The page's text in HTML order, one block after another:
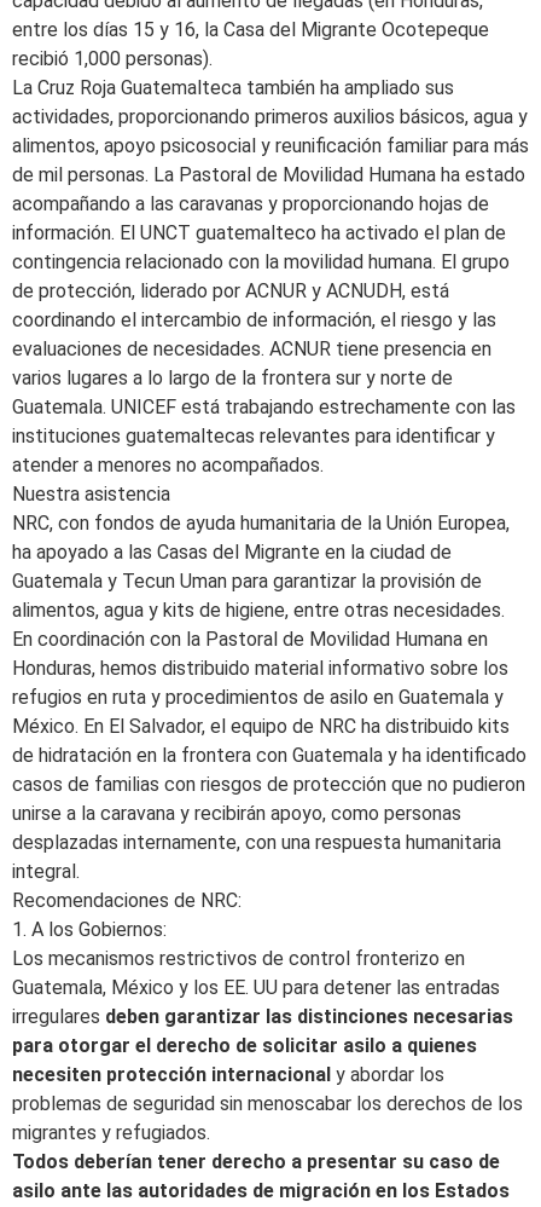
entre los días 15 y 16, la Casa del Migrante Ocotepeque
recibió 1,000 personas).
La Cruz Roja Guatemalteca también ha ampliado sus
actividades, proporcionando primeros auxilios básicos, agua y
alimentos, apoyo psicosocial y reunificación familiar para más
de mil personas. La Pastoral de Movilidad Humana ha estado
acompañando a las caravanas y proporcionando hojas de
información. El UNCT guatemalteco ha activado el plan de
contingencia relacionado con la movilidad humana. El grupo
de protección, liderado por ACNUR y ACNUDH, está
coordinando el intercambio de información, el riesgo y las
evaluaciones de necesidades. ACNUR tiene presencia en
varios lugares a lo largo de la frontera sur y norte de
Guatemala. UNICEF está trabajando estrechamente con las
instituciones guatemaltecas relevantes para identificar y
atender a menores no acompañados.
Nuestra asistencia
NRC, con fondos de ayuda humanitaria de la Unión Europea,
ha apoyado a las Casas del Migrante en la ciudad de
Guatemala y Tecun Uman para garantizar la provisión de
alimentos, agua y kits de higiene, entre otras necesidades.
En coordinación con la Pastoral de Movilidad Humana en
Honduras, hemos distribuido material informativo sobre los
refugios en ruta y procedimientos de asilo en Guatemala y
México. En El Salvador, el equipo de NRC ha distribuido kits
de hidratación en la frontera con Guatemala y ha identificado
casos de familias con riesgos de protección que no pudieron
unirse a la caravana y recibirán apoyo, como personas
desplazadas internamente, con una respuesta humanitaria
integral.
Recomendaciones de NRC:
1. A los Gobiernos:
Los mecanismos restrictivos de control fronterizo en
Guatemala, México y los EE. UU para detener las entradas
irregulares deben garantizar las distinciones necesarias
para otorgar el derecho de solicitar asilo a quienes
necesiten protección internacional y abordar los
problemas de seguridad sin menoscabar los derechos de los
migrantes y refugiados.
Todos deberían tener derecho a presentar su caso de
asilo ante las autoridades de migración en los Estados